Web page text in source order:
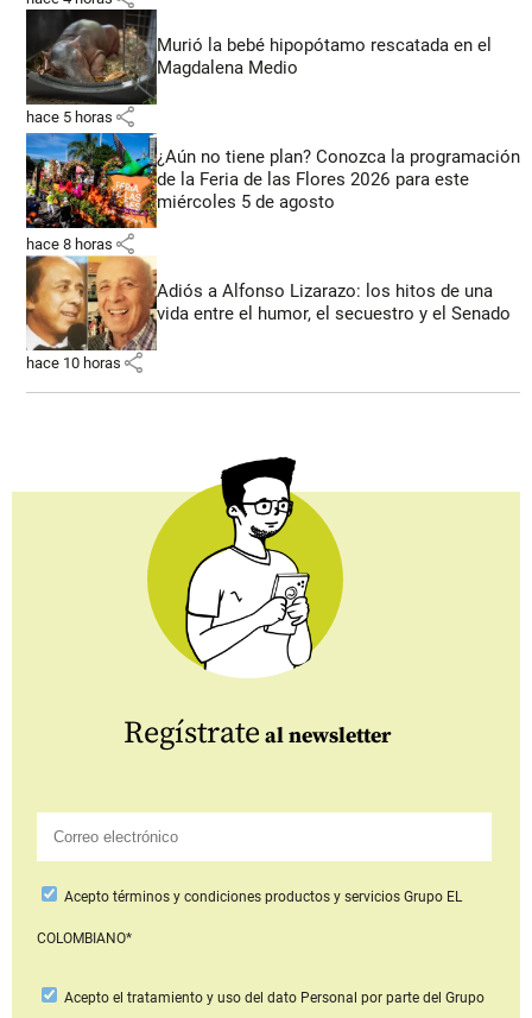
Murió la bebé hipopótamo rescatada en el
Magdalena Medio
hace 5 horas share
¿Aún no tiene plan? Conozca la programación
de la Feria de las Flores 2026 para este
miércoles 5 de agosto
hace 8 horas share
Adiós a Alfonso Lizarazo: los hitos de una
vida entre el humor, el secuestro y el Senado
hace 10 horas share
Regístrate al newsletter
Aceptotérminos y condiciones productos y serviciosGrupo EL
COLOMBIANO*
Acepto el tratamiento y uso del dato Personal por parte del Grupo